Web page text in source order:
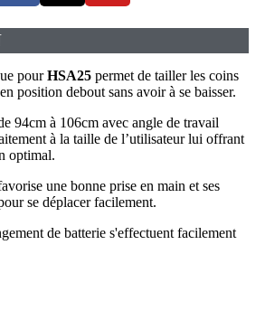
pourHSA25 permet de tailler les coins
position debout sans avoir à se baisser.
94cm à 106cm avec angle de travail
à la taille de l’utilisateur lui offrant
optimal.
une bonne prise en main et ses
se déplacer facilement.
de batterie s'effectuent facilement